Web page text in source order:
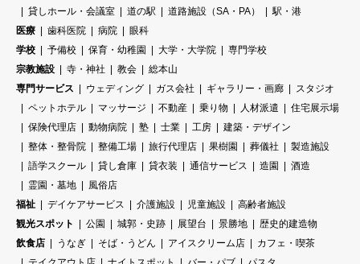
貸しホール・会議室
道の駅 道路施設（SA・PA）
駅・港
医療
歯科医院 病院
眼科
学校
予備校 保育・幼稚園 大学・大学院
専門学校
宗教施設
寺・神社 教会
総本山
専門サービス
ウェディング ガス会社 ギャラリー・画廊
スタジオ
ペットホテル
マッサージ 不動産 乗り物 人材派遣
住宅展示場
保険代理店
動物病院 塾 士業 工房
建築・デザイン
整体・整骨院
整備工場 旅行代理店 果樹園 葬儀社
製造施設
語学スクール
貸し倉庫 貸衣装 通信サービス 造園
酒造
霊園・墓地
風俗店
福祉
デイケアサービス 介護施設 児童施設
高齢者施設
観光スポット
公園 城郭・史跡 展望台 景勝地
歴史的建造物
飲食店
うなぎ そば・うどん アイスクリーム店
カフェ・喫茶